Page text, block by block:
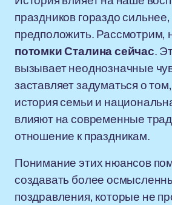
праздников гораздо
предположить. Рассмотрим,
потомки Сталина сейчас.
вызывает неоднозначные
заставляет задуматься о
история семьи и
влияют на современные
отношение к праздникам.
Понимание этих нюансов
создавать более
поздравления, которые не